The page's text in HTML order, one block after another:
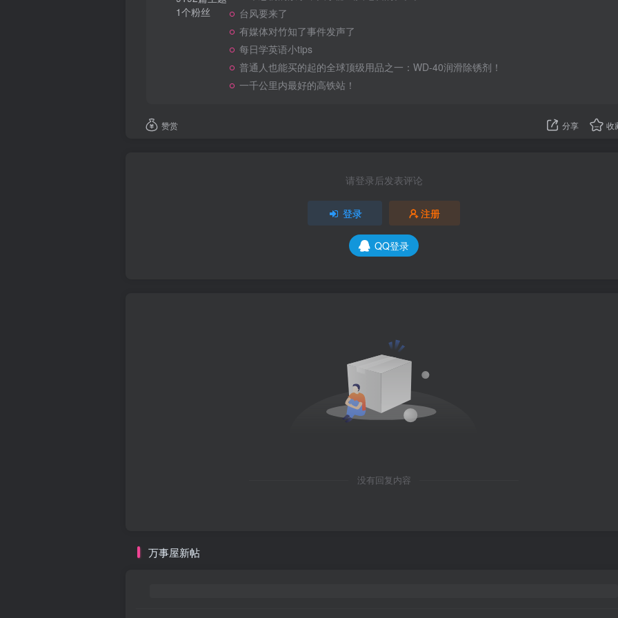
1个粉丝
台风要来了
有媒体对竹知了事件发声了
每日学英语小tips
普通人也能买的起的全球顶级用品之一：WD-40润滑除锈剂！
一千公里内最好的高铁站！
赞赏 分享 收
请登录后发表评论
登录 注册
QQ登录
没有回复内容
万事屋新帖